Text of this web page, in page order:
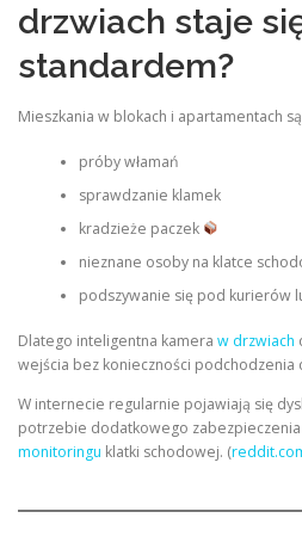
drzwiach staje
standardem?
Mieszkania w blokach i apartamentach
próby włamań
sprawdzanie klamek
kradzieże paczek
nieznane osoby na klatce
podszywanie się pod kurierów
Dlatego inteligentna kamera w drzwiach
wejścia bez konieczności podchodzenia
W internecie regularnie pojawiają się
potrzebie dodatkowego zabezpieczenia
monitoringu klatki schodowej. (